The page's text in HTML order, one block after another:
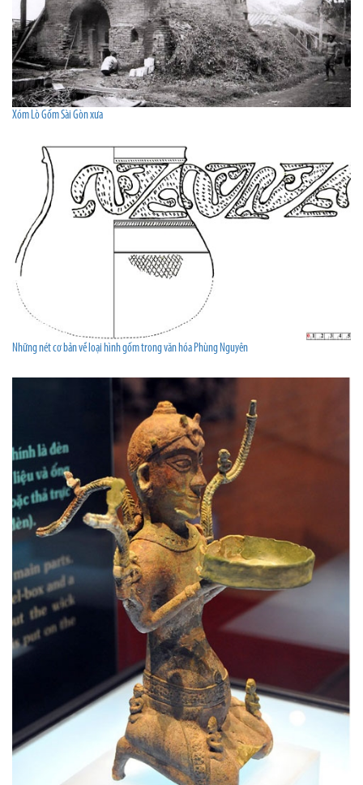
Xóm Lò Gốm Sài Gòn xưa
Những nét cơ bản về loại hình gốm trong văn hóa Phùng Nguyên